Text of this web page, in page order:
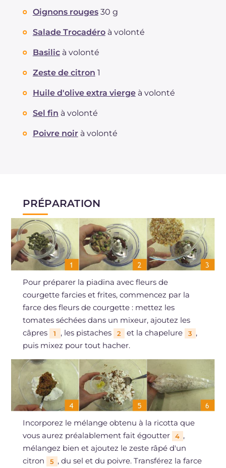
Oignons rouges 30 g
Salade Trocadéro à volonté
Basilic à volonté
Zeste de citron 1
Huile d'olive extra vierge à volonté
Sel fin à volonté
Poivre noir à volonté
PRÉPARATION
Pour préparer la piadina avec fleurs de
courgette farcies et frites, commencez par la
farce des fleurs de courgette : mettez les
tomates séchées dans un mixeur, ajoutez les
câpres
1 , les pistaches 2 et la chapelure 3 ,
puis mixez pour tout hacher.
Incorporez le mélange obtenu à la ricotta que
vous aurez préalablement fait égoutter
4 ,
mélangez bien et ajoutez le zeste râpé d'un
citron
5 , du sel et du poivre. Transférez la farce